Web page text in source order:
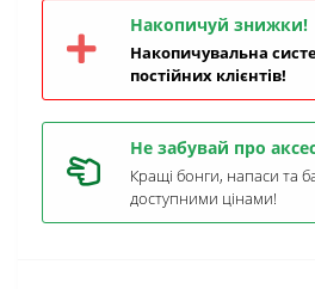
Накопичуй знижки!
Накопичувальна
постійних клієнтів!
Не забувай про
Кращі бонги, напаси та
доступними цінами!